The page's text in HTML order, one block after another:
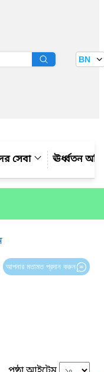
BN
সেবা ঊর্ধ্বতন
আপনার মতামত প্রদান করুন